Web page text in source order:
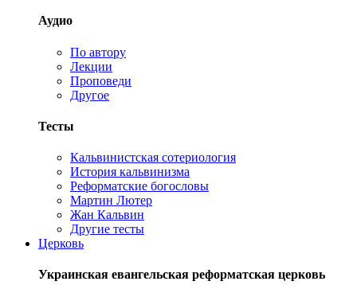
Аудио
По автору
Лекции
Проповеди
Другое
Тесты
Кальвинистская сотериология
История кальвинизма
Реформатские богословы
Мартин Лютер
Жан Кальвин
Другие тесты
Церковь
Украинская евангельская реформатская церковь